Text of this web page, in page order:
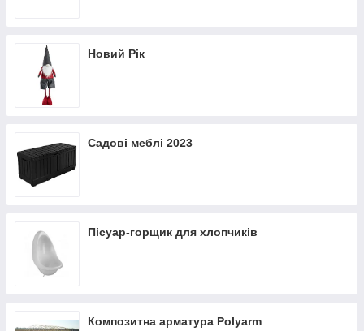
Новий Рік
Садові меблі 2023
Пісуар-горщик для хлопчиків
Композитна арматура Polyarm